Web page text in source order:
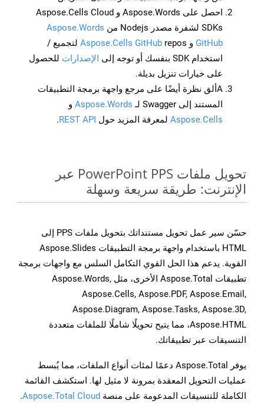
احصل على Aspose.Words و Aspose.Cells Cloud
SDKs لشفرة مصدر Nodejs من
Aspose.Words
GitHub و Aspose.Cells GitHub repos لتجميع /
استخدام SDK بنفسك أو توجه إلى
الإصدارات للحصول
على خيارات تنزيل بديلة.
Aألق نظرة أيضًا على مرجع واجهة برمجة التطبيقات
المستند إلى Swagger لـ
Aspose.Words و
Aspose.Cells لمعرفة المزيد حول REST API
.
تحويل ملفات PowerPoint PPS عبر
الإنترنت: طريقة سريعة وسهلة
حسّن سير عمل تحويل مستنداتك بتحويل ملفات PPS إلى
HTML باستخدام واجهة برمجة التطبيقات Aspose.Slides
القوية. يدعم هذا الحل القوي التكامل السلس مع واجهات برمجة
تطبيقات Aspose.Total الأخرى، مثل Aspose.Words,
Aspose.Cells, Aspose.PDF, Aspose.Email,
Aspose.Diagram, Aspose.Tasks, Aspose.3D,
Aspose.HTML، مما يتيح تحويلًا شاملًا للملفات متعددة
التنسيقات عبر تطبيقاتك.
يوفر Aspose.Total دعمًا لمئات أنواع الملفات، مما يُبسط
عمليات التحويل المعقدة بمرونة لا مثيل لها. استكشف القائمة
الكاملة للتنسيقات المدعومة على منصة Aspose.Total Cloud
.